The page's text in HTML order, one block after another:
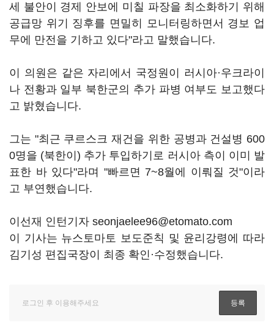
세 불안이 경제 안보에 미칠 파장을 최소화하기 위해
공급망 위기 징후를 면밀히 모니터링하면서 경보 업
무에 만전을 기하고 있다"라고 말했습니다.
이 의원은 같은 자리에서 국정원이 러시아·우크라이
나 전황과 일부 북한군의 추가 파병 여부도 보고했다
고 밝혔습니다.
그는 "최근 쿠르스크 재건을 위한 공병과 건설병 600
0명을 (북한이) 추가 투입하기로 러시아 측이 이미 발
표한 바 있다"라며 "빠르면 7~8월에 이뤄질 것"이라
고 부연했습니다.
이선재 인턴기자 seonjaelee96@etomato.com
이 기사는 뉴스토마토 보도준칙 및 윤리강령에 따라
김기성 편집국장이 최종 확인·수정했습니다.